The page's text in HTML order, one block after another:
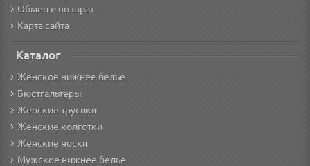
Обмен и возврат
Карта сайта
Каталог
Женское нижнее белье
Бюстгальтеры
Женские трусики
Женские колготки
Женские носки
Мужское нижнее белье